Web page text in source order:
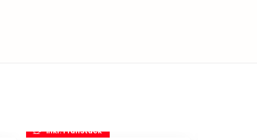
inkl. Frühstück